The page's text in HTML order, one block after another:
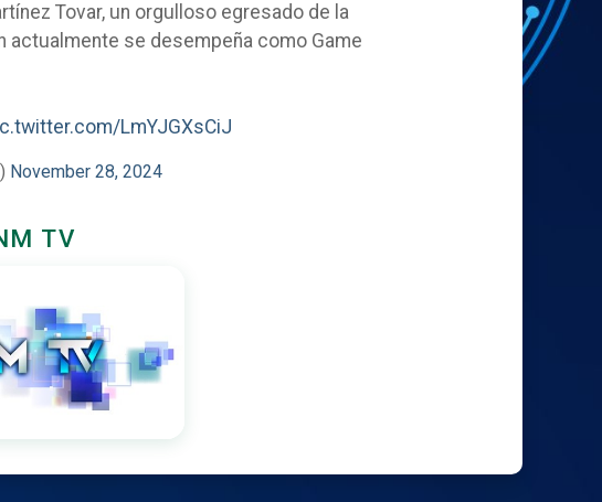
Tovar, un orgulloso egresado de la
actualmente se desempeña como Game
LmYJGXsCiJ
November 28, 2024
TV